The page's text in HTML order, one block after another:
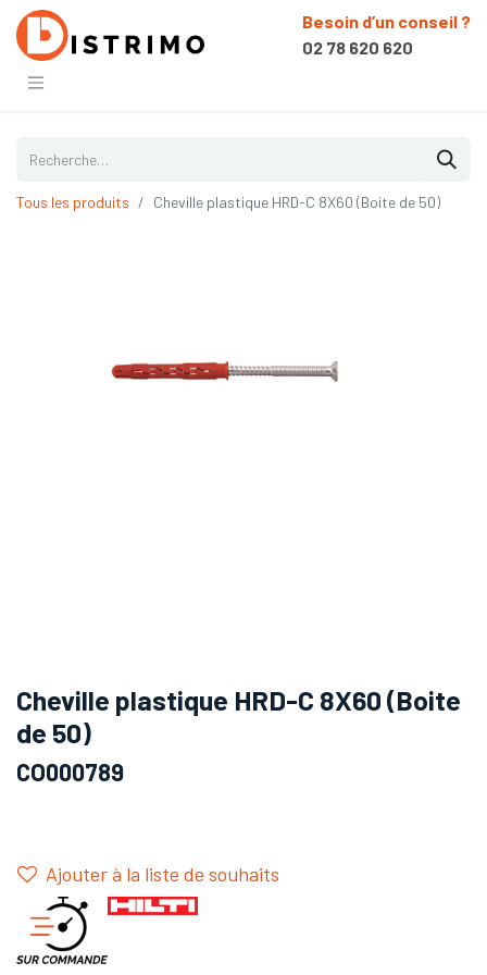
Besoin d’un conseil ?
02 78 620 620
Tous les produits Cheville plastique HRD-C 8X60 (Boite de 50)
Cheville plastique HRD-C 8X60 (Boite
de 50)
CO000789
Ajouter à la liste de souhaits